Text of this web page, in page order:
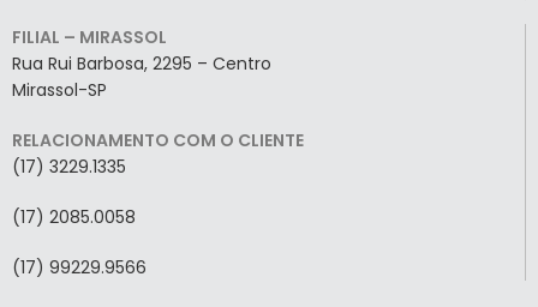
FILIAL – MIRASSOL
Rua Rui Barbosa, 2295 – Centro
Mirassol-SP
RELACIONAMENTO COM O CLIENTE
(17) 3229.1335
(17) 2085.0058
(17) 99229.9566